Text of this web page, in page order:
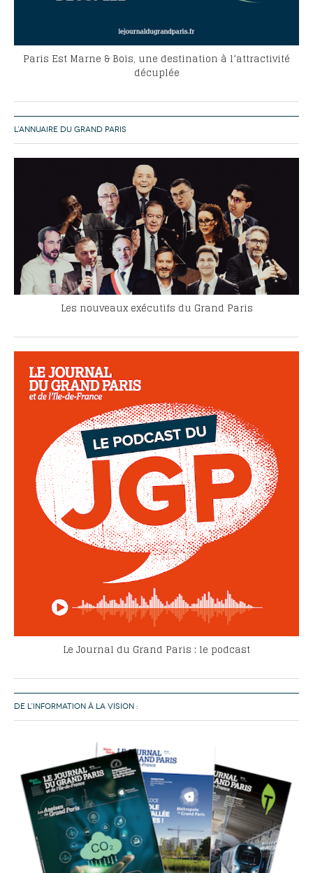
Paris Est Marne & Bois, une destination à l’attractivité
décuplée
L’ANNUAIRE DU GRAND PARIS
Les nouveaux exécutifs du Grand Paris
Le Journal du Grand Paris : le podcast
DE L’INFORMATION À LA VISION :